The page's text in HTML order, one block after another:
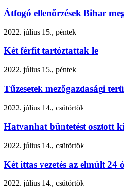
Átfogó ellenőrzések Bihar
2022. július 15., péntek
Két férfit tartóztattak le
2022. július 15., péntek
Tűzesetek mezőgazdasági
2022. július 14., csütörtök
Hatvanhat büntetést osztott
2022. július 14., csütörtök
Két ittas vezetés az elmúlt 24
2022. július 14., csütörtök